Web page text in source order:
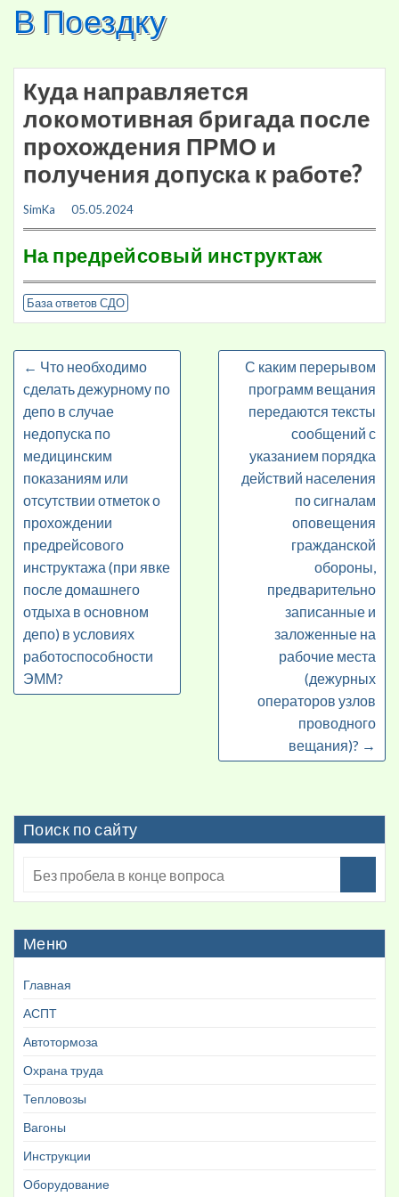
SkipВ Поездку
Куда направляется
локомотивная бригада после
прохождения ПРМО и
получения допуска к работе?
SimKa 05.05.2024
На предрейсовый инструктаж
База ответов СДО
← Что необходимо
сделать дежурному по
депо в случае
недопуска по
медицинским
показаниям или
отсутствии отметок о
прохождении
предрейсового
инструктажа (при явке
после домашнего
отдыха в основном
депо) в условиях
работоспособности
ЭММ?
С каким перерывом
программ вещания
передаются тексты
сообщений с
указанием порядка
действий населения
по сигналам
оповещения
гражданской
обороны,
предварительно
записанные и
заложенные на
рабочие места
(дежурных
операторов узлов
проводного
вещания)? →
Поиск по сайту
Меню
Главная
АСПТ
Автотормоза
Охрана труда
Тепловозы
Вагоны
Инструкции
Оборудование